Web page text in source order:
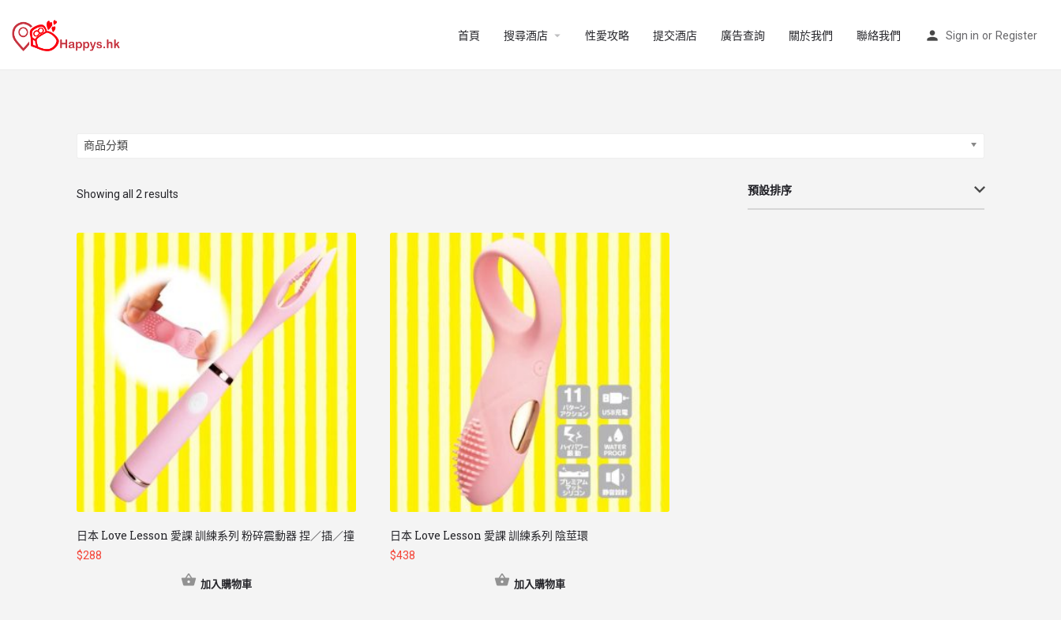
首頁 搜尋酒店 arrow_drop_down 性愛攻略 提交酒店 廣告查詢 關於我們 聯絡我們 Sign in or Register
商品分類
Showing all 2 results 預設排序
日本 Love Lesson 愛課 訓練系列 粉碎震動器 捏／插／撞
$288
加入購物車
日本 Love Lesson 愛課 訓練系列 陰莖環
$438
加入購物車